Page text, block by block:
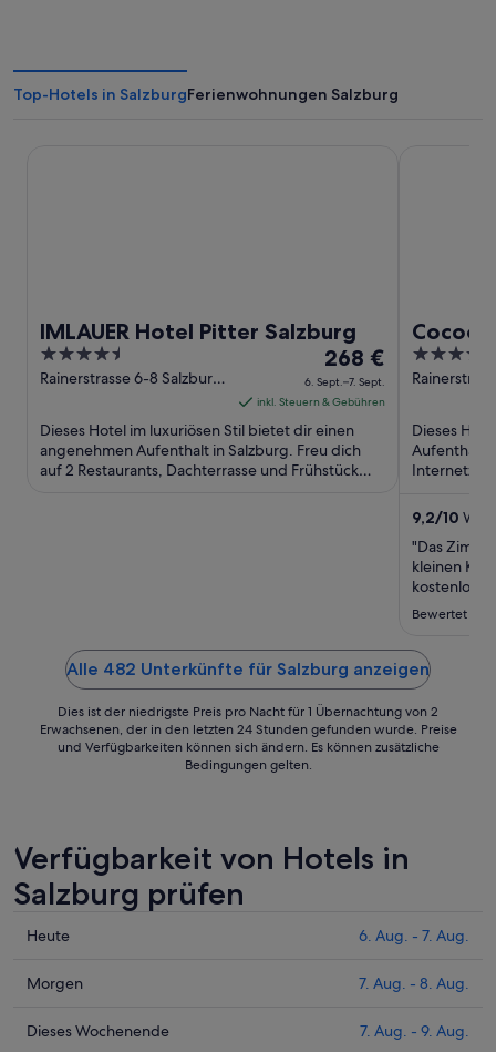
Top-Hotels in SalzburgFerienwohnungen Salzburg
IMLAUER Hotel Pitter Salzburg
4.5
out
5
Rainerstrasse 6-8 Salzburg
Der
Preis
beträgt
268 €
pro
Nacht
268 €
6. Sept.–7. Sept.
inkl. Steuern & Gebühren
Dieses Hotel im luxuriösen Stil bietet dir einen
angenehmen Aufenthalt in Salzburg. Freu dich
auf 2 Restaurants, Dachterrasse und Frühstück
4
out
5
Dieses
Aufenthalt
9,2/10
"Das
kleinen
gestellt. Es
der
Bewertet am
Alle 482 Unterkünfte für Salzburg anzeigen
Dies ist der niedrigste Preis pro Nacht für 1 Übernachtung von 2
Erwachsenen, der in den letzten 24 Stunden gefunden wurde. Preise
und Verfügbarkeiten können sich ändern. Es können zusätzliche
Bedingungen gelten.
Verfügbarkeit von Hotels in
Salzburg prüfen
Prüfe
Preise
Salzburg
Heute 6. Aug. - 7. Aug.
Prüfe
Preise
Morgen 7. Aug. - 8. Aug.
Prüfe
Dieses Wochenende 7. Aug. - 9. Aug.